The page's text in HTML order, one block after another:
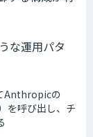
な運用パタ
Anthropicの
を呼び出し、チ